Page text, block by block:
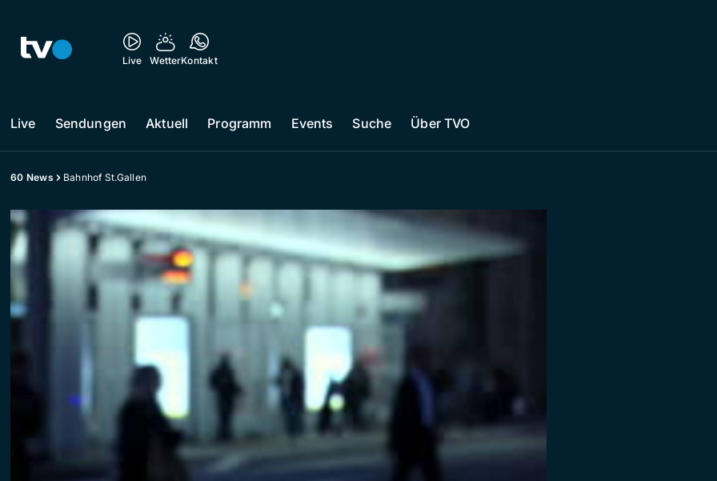
Live WetterKontakt
Live Sendungen Aktuell Programm Events Suche Über TVO
60 News Bahnhof St.Gallen